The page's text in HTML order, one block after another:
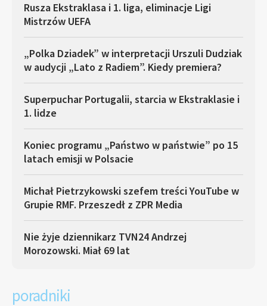
Rusza Ekstraklasa i 1. liga, eliminacje Ligi
Mistrzów UEFA
„Polka Dziadek” w interpretacji Urszuli Dudziak
w audycji „Lato z Radiem”. Kiedy premiera?
Superpuchar Portugalii, starcia w Ekstraklasie i
1. lidze
Koniec programu „Państwo w państwie” po 15
latach emisji w Polsacie
Michał Pietrzykowski szefem treści YouTube w
Grupie RMF. Przeszedł z ZPR Media
Nie żyje dziennikarz TVN24 Andrzej
Morozowski. Miał 69 lat
poradniki